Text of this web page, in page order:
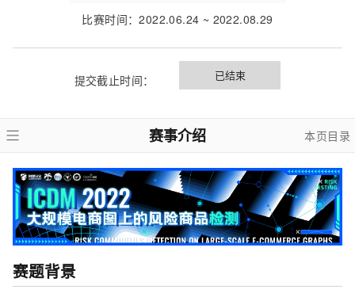
比赛时间：2022.06.24 ~ 2022.08.29
已结束
提交截止时间：
赛事介绍 本页目录
赛题背景